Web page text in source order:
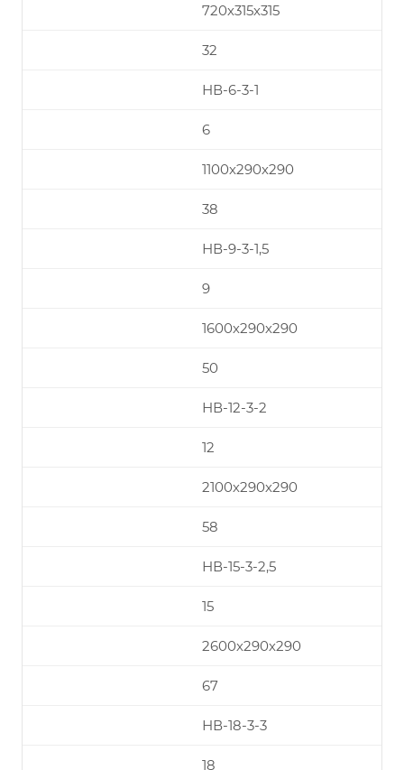
720х315х315
32
НВ-6-3-1
6
1100х290х290
38
НВ-9-3-1,5
9
1600х290х290
50
НВ-12-3-2
12
2100х290х290
58
НВ-15-3-2,5
15
2600х290х290
67
НВ-18-3-3
18